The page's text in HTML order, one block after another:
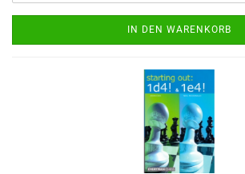
IN DEN WARENKORB